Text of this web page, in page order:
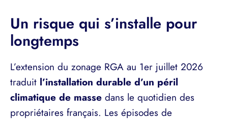
Un risque qui s’installe pour
longtemps
L’extension du zonage RGA au 1er juillet 2026
traduit l’installation durable d’un péril
climatique de masse dans le quotidien des
propriétaires français. Les épisodes de